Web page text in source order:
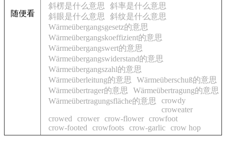
随便看
斜楞是什么意思
斜率是什么意思
斜眼是什么意思
斜纹是什么意思
Wärmeübergangsgesetz的意思
Wärmeübergangskoeffizient的意思
Wärmeübergangswert的意思
Wärmeübergangswiderstand的意思
Wärmeübergangszahl的意思
Wärmeüberleitung的意思
Wärmeüberschuß的意思
Wärmeübertrager的意思
Wärmeübertragung的意思
Wärmeübertragungsfläche的意思
crowdy
croweater
crowed
crower crow-flower crowfoot
crow-footed
crowfoots crow-garlic crow hop